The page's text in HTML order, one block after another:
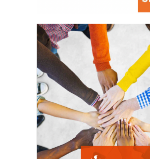
La prévention des conflits
d’intérêts
18 septembre 2023
FEUILLETER